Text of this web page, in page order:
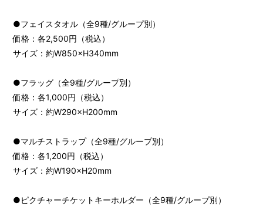
●フェイスタオル（全9種/グループ別）
価格：各2,500円（税込）
サイズ：約W850×H340mm
●フラッグ（全9種/グループ別）
価格：各1,000円（税込）
サイズ：約W290×H200mm
●マルチストラップ（全9種/グループ別）
価格：各1,200円（税込）
サイズ：約W190×H20mm
●ピクチャーチケットキーホルダー（全9種/グループ別）